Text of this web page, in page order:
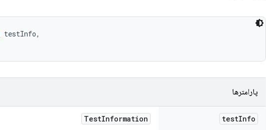
testInfo,
پارامترها
testInfo
TestInformation